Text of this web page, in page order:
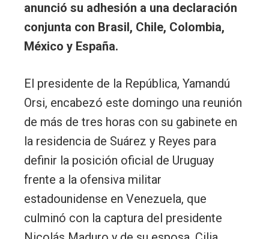
anunció su adhesión a una declaración
conjunta con Brasil, Chile, Colombia,
México y España.
El presidente de la República, Yamandú
Orsi, encabezó este domingo una reunión
de más de tres horas con su gabinete en
la residencia de Suárez y Reyes para
definir la posición oficial de Uruguay
frente a la ofensiva militar
estadounidense en Venezuela, que
culminó con la captura del presidente